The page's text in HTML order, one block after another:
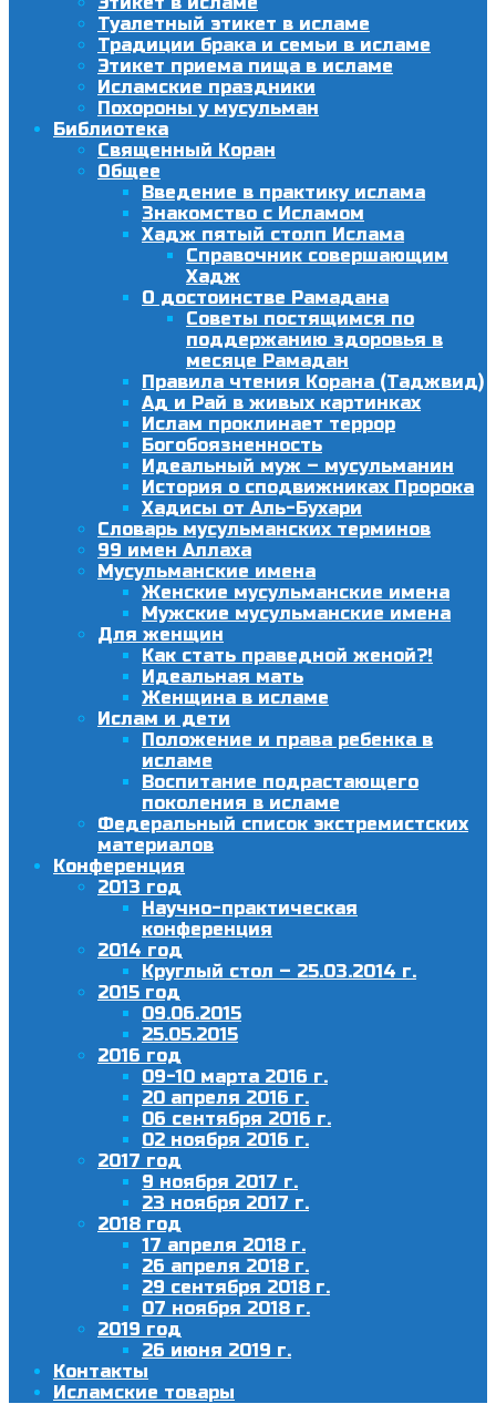
Туалетный этикет в исламе
Традиции брака и семьи в исламе
Этикет приема пища в исламе
Исламские праздники
Похороны у мусульман
Библиотека
Священный Коран
Общее
Введение в практику ислама
Знакомство с Исламом
Хадж пятый столп Ислама
Справочник совершающим
Хадж
О достоинстве Рамадана
Советы постящимся по
поддержанию здоровья в
месяце Рамадан
Правила чтения Корана (Таджвид)
Ад и Рай в живых картинках
Ислам проклинает террор
Богобоязненность
Идеальный муж – мусульманин
История о сподвижниках Пророка
Хадисы от Аль-Бухари
Словарь мусульманских терминов
99 имен Аллаха
Мусульманские имена
Женские мусульманские имена
Мужские мусульманские имена
Для женщин
Как стать праведной женой?!
Идеальная мать
Женщина в исламе
Ислам и дети
Положение и права ребенка в
исламе
Воспитание подрастающего
поколения в исламе
Федеральный список экстремистских
материалов
Конференция
2013 год
Научно-практическая
конференция
2014 год
Круглый стол – 25.03.2014 г.
2015 год
09.06.2015
25.05.2015
2016 год
09-10 марта 2016 г.
20 апреля 2016 г.
06 сентября 2016 г.
02 ноября 2016 г.
2017 год
9 ноября 2017 г.
23 ноября 2017 г.
2018 год
17 апреля 2018 г.
26 апреля 2018 г.
29 сентября 2018 г.
07 ноября 2018 г.
2019 год
26 июня 2019 г.
Контакты
Исламские товары